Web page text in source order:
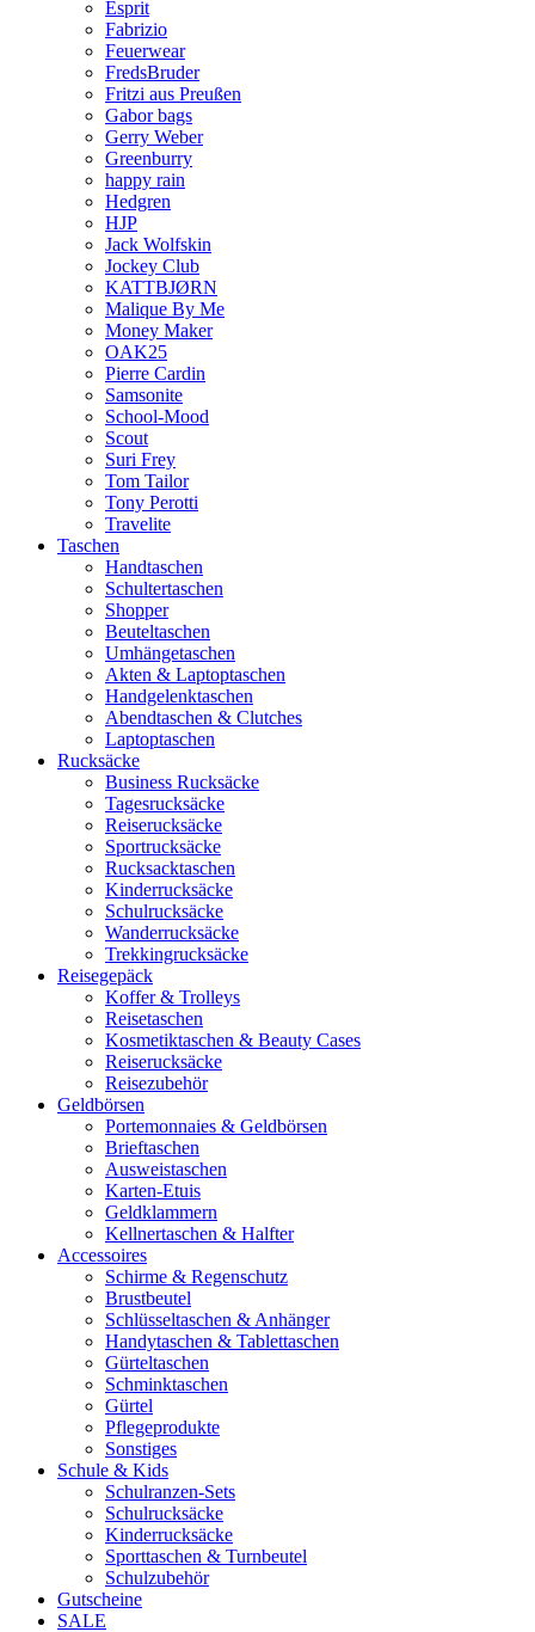
Esprit
Fabrizio
Feuerwear
FredsBruder
Fritzi aus Preußen
Gabor bags
Gerry Weber
Greenburry
happy rain
Hedgren
HJP
Jack Wolfskin
Jockey Club
KATTBJØRN
Malique By Me
Money Maker
OAK25
Pierre Cardin
Samsonite
School-Mood
Scout
Suri Frey
Tom Tailor
Tony Perotti
Travelite
Taschen
Handtaschen
Schultertaschen
Shopper
Beuteltaschen
Umhängetaschen
Akten & Laptoptaschen
Handgelenktaschen
Abendtaschen & Clutches
Laptoptaschen
Rucksäcke
Business Rucksäcke
Tagesrucksäcke
Reiserucksäcke
Sportrucksäcke
Rucksacktaschen
Kinderrucksäcke
Schulrucksäcke
Wanderrucksäcke
Trekkingrucksäcke
Reisegepäck
Koffer & Trolleys
Reisetaschen
Kosmetiktaschen & Beauty Cases
Reiserucksäcke
Reisezubehör
Geldbörsen
Portemonnaies & Geldbörsen
Brieftaschen
Ausweistaschen
Karten-Etuis
Geldklammern
Kellnertaschen & Halfter
Accessoires
Schirme & Regenschutz
Brustbeutel
Schlüsseltaschen & Anhänger
Handytaschen & Tablettaschen
Gürteltaschen
Schminktaschen
Gürtel
Pflegeprodukte
Sonstiges
Schule & Kids
Schulranzen-Sets
Schulrucksäcke
Kinderrucksäcke
Sporttaschen & Turnbeutel
Schulzubehör
Gutscheine
SALE